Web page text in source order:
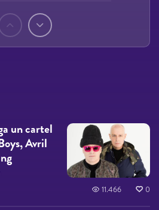
un cartel
Avril
11.466 0